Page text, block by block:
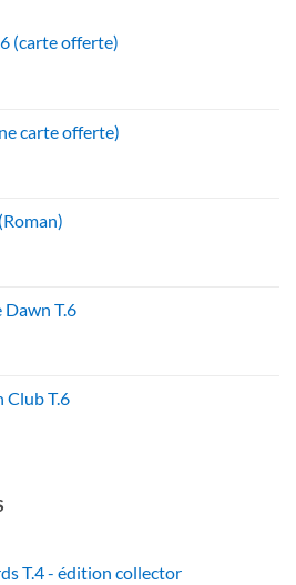
(carte offerte)
carte offerte)
T.6
Club T.6
T.4 - édition collector